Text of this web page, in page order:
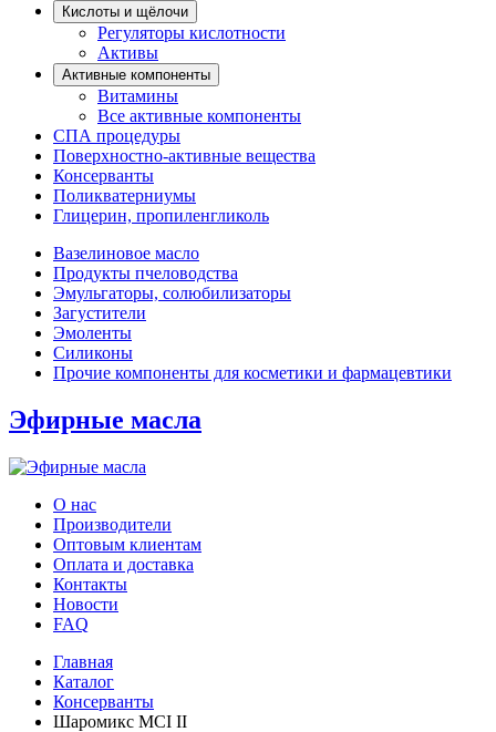
Кислоты и щёлочи
Регуляторы кислотности
Активы
Активные компоненты
Витамины
Все активные компоненты
СПА процедуры
Поверхностно-активные вещества
Консерванты
Поликватерниумы
Глицерин, пропиленгликоль
Вазелиновое масло
Продукты пчеловодства
Эмульгаторы, солюбилизаторы
Загустители
Эмоленты
Силиконы
Прочие компоненты для косметики и фармацевтики
Эфирные масла
О нас
Производители
Оптовым клиентам
Оплата и доставка
Контакты
Новости
FAQ
Главная
Каталог
Консерванты
Шаромикс MCI II